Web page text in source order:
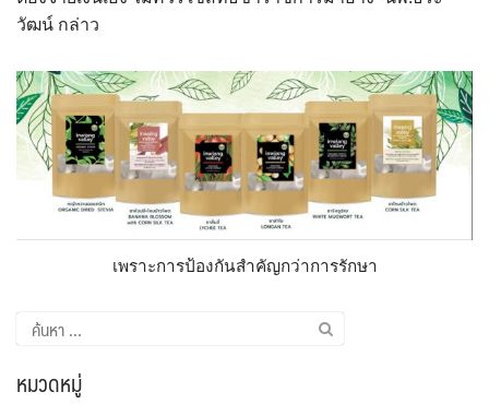
วัฒน์ กล่าว
เพราะการป้องกันสำคัญกว่าการรักษา
ค้นหา
สำหรับ:
หมวดหมู่